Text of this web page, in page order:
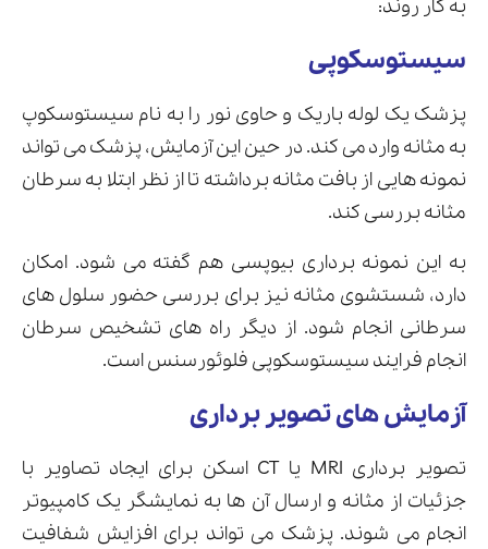
به کار روند:
سیستوسکوپی
پزشک یک لوله باریک و حاوی نور را به نام سیستوسکوپ
به مثانه وارد می کند. در حین این آزمایش، پزشک می تواند
نمونه هایی از بافت مثانه برداشته تا از نظر ابتلا به سرطان
مثانه بررسی کند.
به این نمونه برداری بیوپسی هم گفته می شود. امکان
دارد، شستشوی مثانه نیز برای بررسی حضور سلول های
سرطانی انجام شود. از دیگر راه های تشخیص سرطان
انجام فرایند سیستوسکوپی فلوئورسنس است.
آزمایش های تصویر برداری
تصویر برداری MRI یا CT اسکن برای ایجاد تصاویر با
جزئیات از مثانه و ارسال آن ها به نمایشگر یک کامپیوتر
انجام می شوند. پزشک می تواند برای افزایش شفافیت